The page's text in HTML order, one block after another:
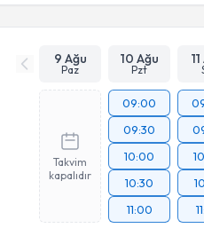
9 Ağu
Paz
10 Ağu
Pzt
Takvim
kapalıdır
09:00
09:30
10:00
10:30
11:00